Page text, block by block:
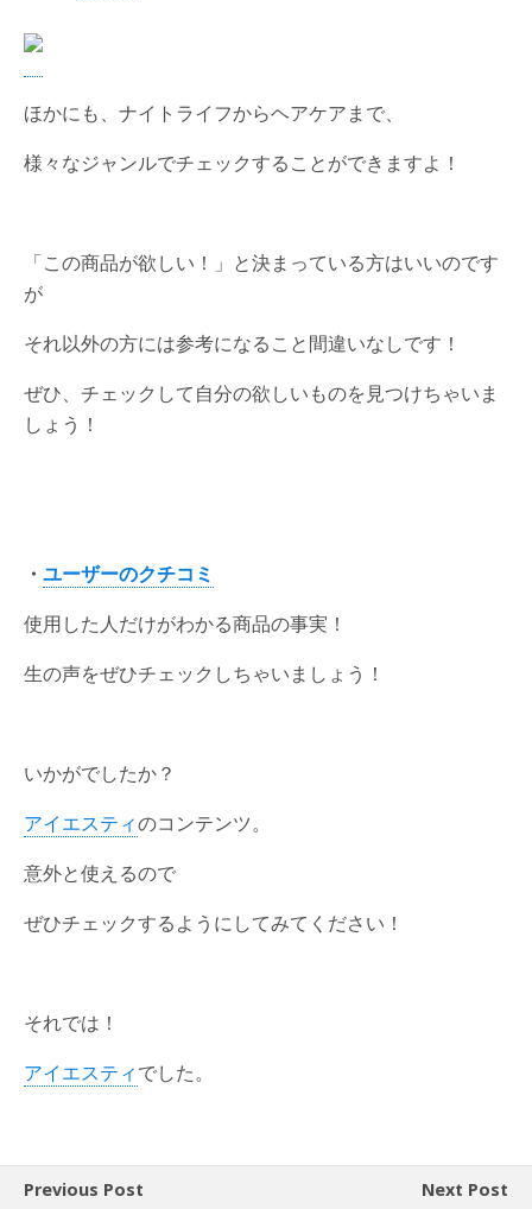
ほかにも、ナイトライフからヘアケアまで、
様々なジャンルでチェックすることができますよ！
「この商品が欲しい！」と決まっている方はいいのです
が
それ以外の方には参考になること間違いなしです！
ぜひ、チェックして自分の欲しいものを見つけちゃいま
しょう！
・ ユーザーのクチコミ
使用した人だけがわかる商品の事実！
生の声をぜひチェックしちゃいましょう！
いかがでしたか？
アイエスティのコンテンツ。
意外と使えるので
ぜひチェックするようにしてみてください！
それでは！
アイエスティでした。
Previous Post Next Post